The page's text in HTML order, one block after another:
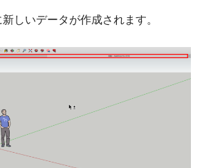
しいデータが作成されます。